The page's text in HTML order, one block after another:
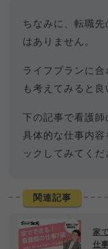
ちなみに、転職
はありません。
ライフプランに
も考えてみると良
下の記事で看護
具体的な仕事内容
ックしてみてくだ
関連記事
家
仕